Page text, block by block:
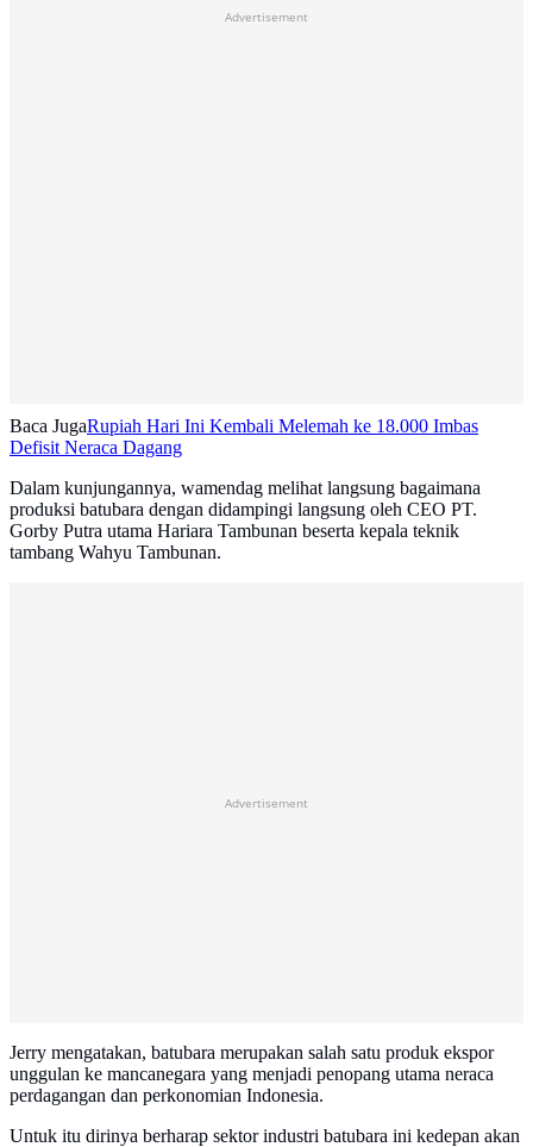
Advertisement
Baca JugaRupiah Hari Ini Kembali Melemah ke 18.000 Imbas
Defisit Neraca Dagang
Dalam kunjungannya, wamendag melihat langsung bagaimana
produksi batubara dengan didampingi langsung oleh CEO PT.
Gorby Putra utama Hariara Tambunan beserta kepala teknik
tambang Wahyu Tambunan.
Advertisement
Jerry mengatakan, batubara merupakan salah satu produk ekspor
unggulan ke mancanegara yang menjadi penopang utama neraca
perdagangan dan perkonomian Indonesia.
Untuk itu dirinya berharap sektor industri batubara ini kedepan akan